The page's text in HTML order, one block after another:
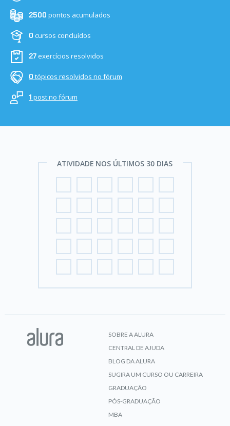
2500 pontos acumulados
0 cursos concluídos
27exercícios resolvidos
0 tópicos resolvidos no fórum
1 post no fórum
ATIVIDADE NOS ÚLTIMOS 30 DIAS
SOBRE A ALURA
CENTRAL DE AJUDA
BLOG DA ALURA
SUGIRA UM CURSO OU CARREIRA
GRADUAÇÃO
PÓS-GRADUAÇÃO
MBA